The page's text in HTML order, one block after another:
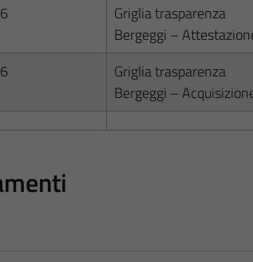
Griglia trasparenza
Bergeggi –
Griglia trasparenza
Bergeggi –